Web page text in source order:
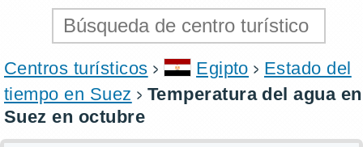
Centros turísticos Egipto
Estado del
tiempo en Suez
Temperatura del agua en
Suez en octubre